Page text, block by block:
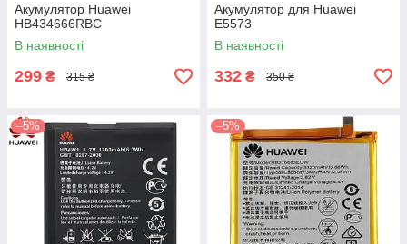
Акумулятор Huawei
HB434666RBC
В наявності
299 ₴ 315 ₴
Акумулятор для Huawei
E5573
В наявності
332 ₴ 350 ₴
–5% –5%